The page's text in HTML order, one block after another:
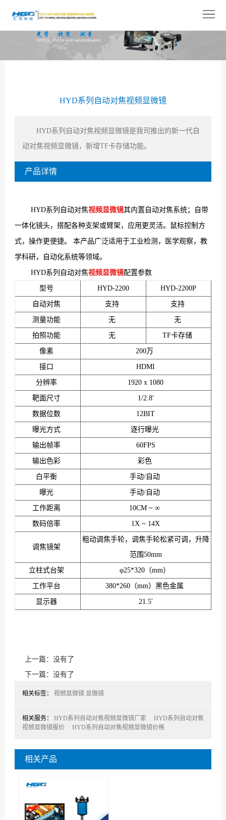
HYD系列​自动对焦视频显微镜
HYD系列自动对焦视频显微镜是我司推出的新一代自
动对焦视频显微镜，新增TF卡存储功能。
产品详情
HYD系列自动对焦视频显微镜其内置自动对焦系统；自带
一体化镜头，搭配各种支架或臂架，应用更灵活。鼠标控制方
式，操作更便捷。 本产品广泛适用于工业检测，医学观察，教
学科研，自动化系统等领域。
HYD系列自动对焦视频显微镜配置参数
型号 HYD-2200 HYD-2200P
自动对焦 支持 支持
测量功能 无 无
拍照功能 无 TF卡存储
像素 200万
接口 HDMI
分辨率 1920 x 1080
靶面尺寸 1/2.8'
数据位数 12BIT
曝光方式 逐行曝光
输出帧率 60FPS
输出色彩 彩色
白平衡 手动/自动
曝光 手动/自动
工作距离 10CM ~ ∞
数码倍率 1X ~ 14X
调焦镜架
粗动调焦手轮，调焦手轮松紧可调，升降
范围50mm
立柱式台架 φ25*320（mm）
工作平台 380*260（mm）黑色金属
显示器 21.5'
上一篇：没有了
下一篇：没有了
相关标签： 视频显微镜 显微镜
相关服务： HYD系列​自动对焦视频显微镜厂家
HYD系列​自动对焦
视频显微镜报价
HYD系列​自动对焦视频显微镜价格
相关产品